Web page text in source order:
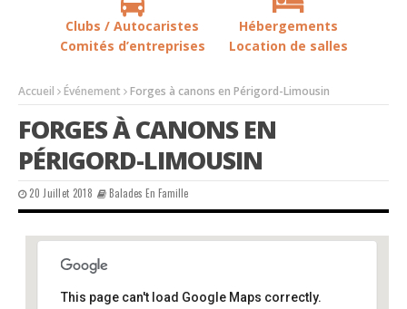
Clubs / Autocaristes
Comités d’entreprises
Hébergements
Location de salles
Accueil Événement Forges à canons en Périgord-Limousin
FORGES À CANONS EN
PÉRIGORD-LIMOUSIN
20 Juillet 2018 Balades En Famille
This page can't load Google Maps correctly.